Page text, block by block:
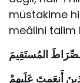
müs­takime
meâlini talim
المُستَقِيمَ
أَنعَمتَ عَلَيهِمْ